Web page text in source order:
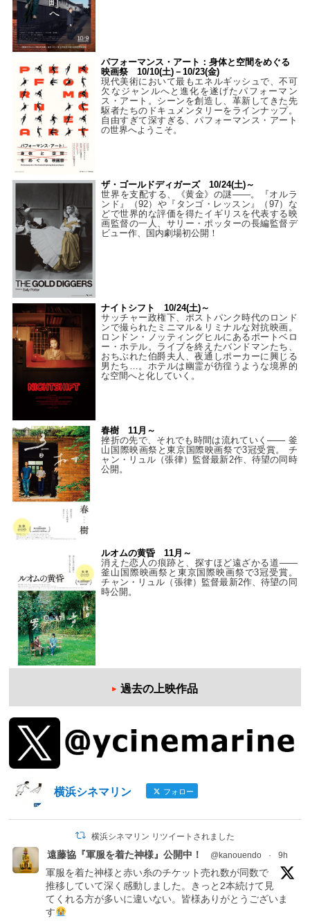
パフォーマンス・アート：身体と空間をめぐる
映画祭 10/10(土)－10/23(金)
現代美術において最もエネルギッシュで、不可
欠なジャンルへと進化を遂げたパフォーマン
ス・アート。シーンを創造し、革新してきた先
駆者たちのドキュメンタリーをラインナップ。
自由すぎて深すぎる、パフォーマンス・アート
の世界へようこそ。
ザ・ゴールドディガーズ 10/24(土)～
世界を支配する、《黄金》の謎――。『オルラ
ンド』（92）や『タンゴ・レッスン』（97）な
どで世界的な評価を得たイギリスを代表する映
画監督の一人、サリー・ポッターの長編監督デ
ビュー作、国内劇場初公開！
ナイトシフト 10/24(土)～
サッチャー政権下、ポストパンク時代のロンド
ンで撮られたミニマル＆リミナルな対抗映画。
ロンドン・ノッティングヒルにあるポートベロ
ー・ホテル。ライブを終えたバンドマンたち、
おちぶれた伯爵夫人、夜通しポーカーに興じる
男たち…。ホテルは幽霊が彷徨うような境界的
な空間へと化していく。
春樹 11月～
挫折の先で、それでも時間は流れていく—— 釜
山国際映画祭と東京国際映画祭で3冠受賞。 チ
ャン・リュル（張律）監督最新2作、待望の同時
公開。
ルオムの黄昏 11月～
消えた恋人の痕跡と、探すほど遠ざかる道——
釜山国際映画祭と東京国際映画祭で3冠受賞。
チャン・リュル（張律）監督最新2作、待望の同
時公開。
過去の上映作品
横浜シネマリン フォロー
横浜シネマリン リツイートされました
遠藤協『軍服を着た神様』公開中！ @kanouendo · 9h
軍服を着た神様と赤い糸のチケット売れ数が同数で
推移していて深く感動しました。きっと2本続けて見
てくれる方が多いに違いない。皆様ありがとうございま
す